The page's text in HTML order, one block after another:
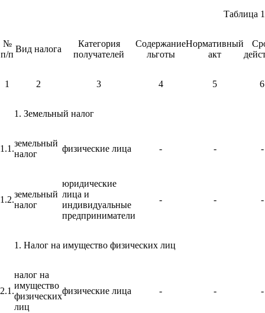
Таблица 1
№
п/п
Вид налога
Категория
получателей
Содержание
льготы
Нормативный
акт
1 2 3 4 5 6
Земельный налог
1.1.
земельный
налог
физические лица - - -
1.2.
земельный
налог
юридические
лица и
индивидуальные
предприниматели
- - -
Налог на имущество физических лиц
2.1.
налог на
имущество
физических
лиц
физические лица - - -